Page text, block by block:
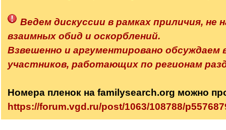
Ведем дискуссии в рамках приличия, не
взаимных обид и оскорблений.
Взвешенно и аргументировано
участников, работающих по регионам
Номера пленок на familysearch.org можно
https://forum.vgd.ru/post/1063/108788/